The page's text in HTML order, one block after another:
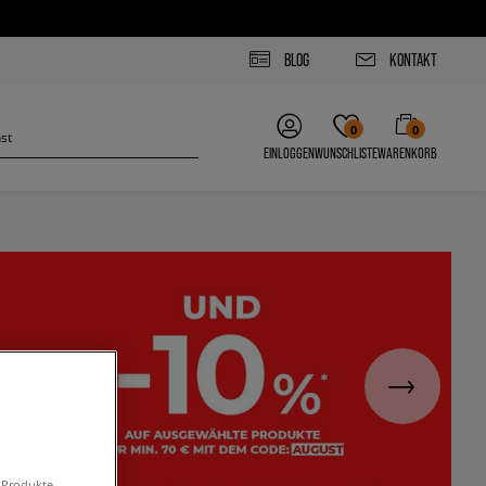
BLOG KONTAKT
EINLOGGEN
0
WUNSCHLISTE
0
WARENKORB